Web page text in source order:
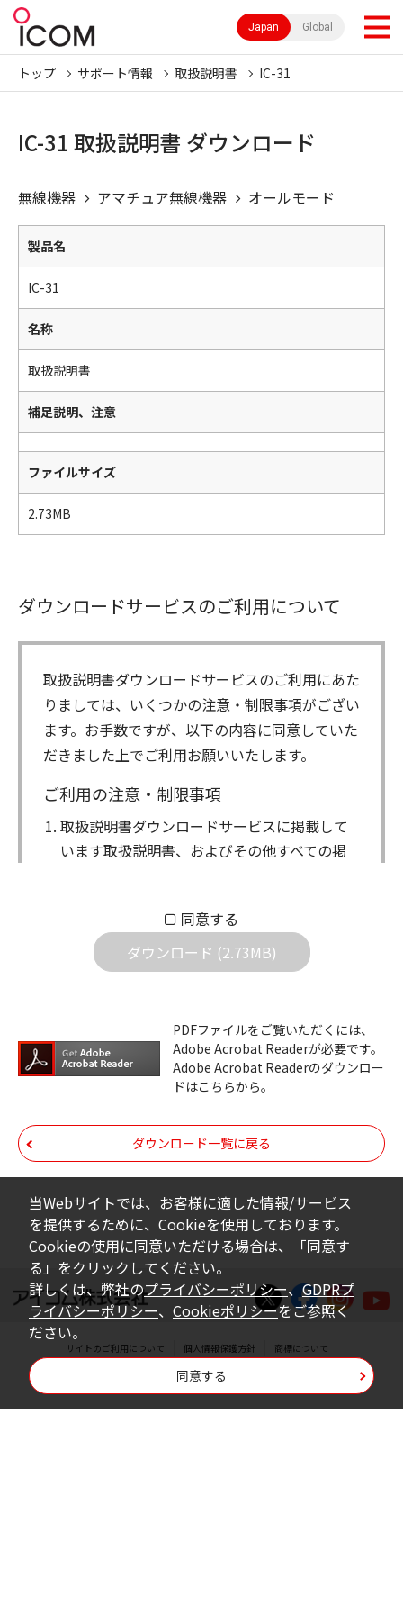
Japan Global
トップ サポート情報 取扱説明書 IC-31
IC-31 取扱説明書 ダウンロード
無線機器 アマチュア無線機器 オールモード
製品名
IC-31
名称
取扱説明書
補足説明、注意
ファイルサイズ
2.73MB
ダウンロードサービスのご利用について
取扱説明書ダウンロードサービスのご利用にあた
りましては、いくつかの注意・制限事項がござい
ます。お手数ですが、以下の内容に同意していた
だきました上でご利用お願いいたします。
ご利用の注意・制限事項
取扱説明書ダウンロードサービスに掲載して
います取扱説明書、およびその他すべての掲
属します。ダウンロードした取扱説明書は、
個人が本来の目的でご使用されることは可能
ですが、権利者の許諾を得ることなく、以下
ダウンロードした取扱説明書は、複製、賃
貸、改変、公衆送信、または公衆送信可能
化することはできません。
いは無償を問わず、第三者に譲渡あるいは
使用させる事ができません。
ダウンロードした取扱説明書は、有償ある
いは無償を問わず、営業活動に使用するこ
とは、いかなる場合であっても出来ませ
ん。
ダウンロードした取扱説明書等に使用され
の転用は一切出来ません。
ダウンロードした取扱説明書およびその他す
べての掲載物の変更は一切行わないでくださ
同意する
ダウンロード (2.73MB)
PDFファイルをご覧いただくには、
Adobe Acrobat Readerが必要です。
Adobe Acrobat Readerのダウンロー
ドはこちらから。
ダウンロード一覧に戻る
サイトのご利用について 個人情報保護方針 商標について
Copyright © Icom Inc.
当Webサイトでは、お客様に適した情報/サービス
を提供するために、Cookieを使用しております。
Cookieの使用に同意いただける場合は、「同意す
る」をクリックしてください。
詳しくは、弊社のプライバシーポリシー、GDPRプ
ライバシーポリシー、 Cookieポリシーをご参照く
ださい。
同意する